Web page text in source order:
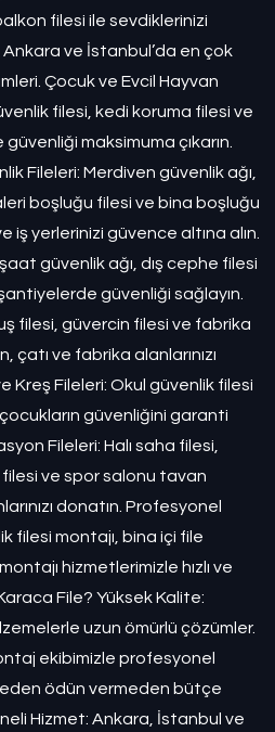
filesi ile sevdiklerinizi
ve İstanbul’da en çok
Çocuk ve Evcil Hayvan
filesi, kedi koruma filesi ve
maksimuma çıkarın.
Fileleri: Merdiven güvenlik ağı,
boşluğu filesi ve bina boşluğu
iş yerlerinizi güvence altına alın.
güvenlik ağı, dış cephe filesi
güvenliği sağlayın.
filesi, güvercin filesi ve fabrika
çatı ve fabrika alanlarınızı
Kreş Fileleri: Okul güvenlik filesi
güvenliğini garanti
Fileleri: Halı saha filesi,
ve spor salonu tavan
donatın. Profesyonel
filesi montajı, bina içi file
hizmetlerimizle hızlı ve
File? Yüksek Kalite:
uzun ömürlü çözümler.
ekibimizle profesyonel
ödün vermeden bütçe
Hizmet: Ankara, İstanbul ve